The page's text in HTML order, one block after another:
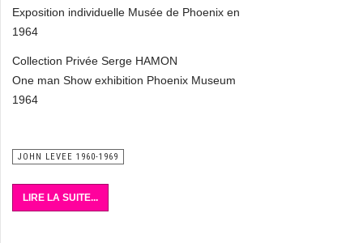
Exposition individuelle Musée de Phoenix en
1964
Collection Privée Serge HAMON
One man Show exhibition Phoenix Museum
1964
JOHN LEVEE 1960-1969
LIRE LA SUITE...